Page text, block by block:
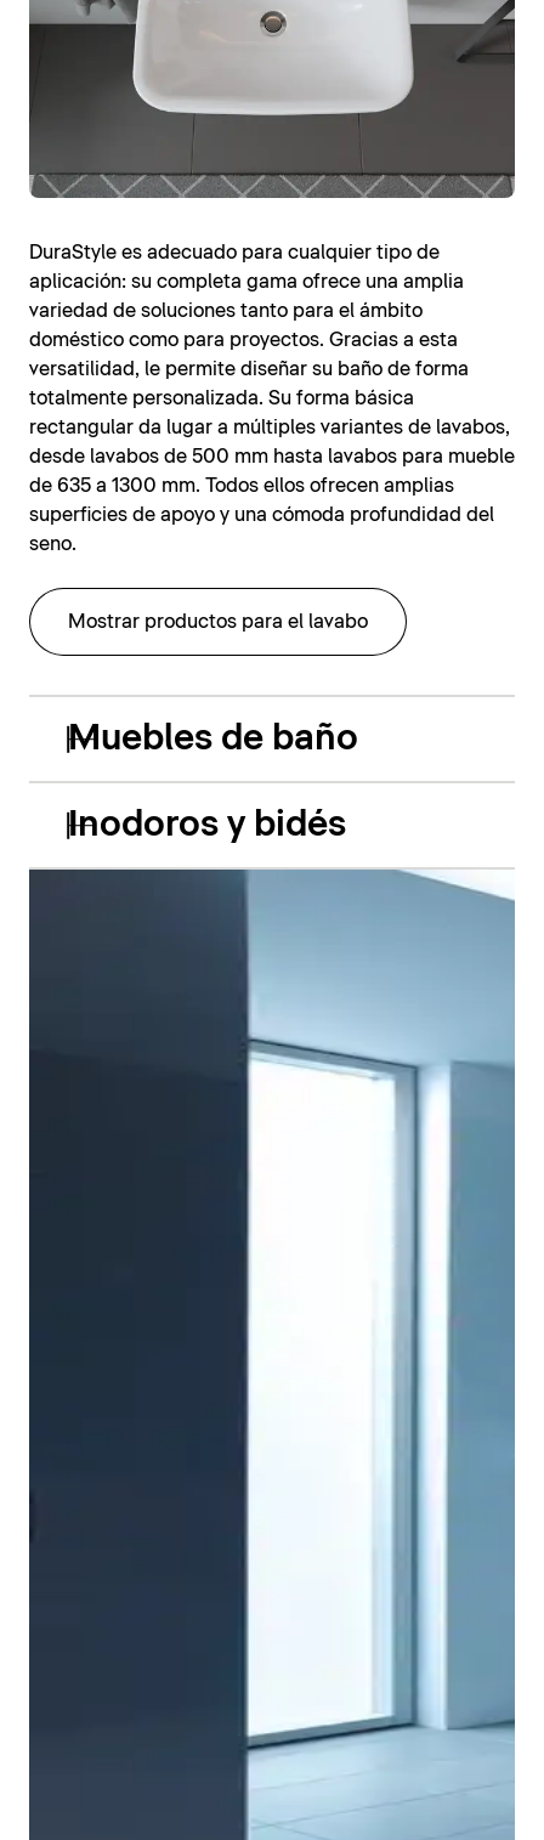
DuraStyle es adecuado para cualquier tipo de
aplicación: su completa gama ofrece una amplia
variedad de soluciones tanto para el ámbito
doméstico como para proyectos. Gracias a esta
versatilidad, le permite diseñar su baño de forma
totalmente personalizada. Su forma básica
rectangular da lugar a múltiples variantes de lavabos,
desde lavabos de 500 mm hasta lavabos para mueble
de 635 a 1300 mm. Todos ellos ofrecen amplias
superficies de apoyo y una cómoda profundidad del
seno.
Mostrar productos para el lavabo
Muebles de baño
La ligereza y la sencillez también predominan en el
Inodoros y bidés